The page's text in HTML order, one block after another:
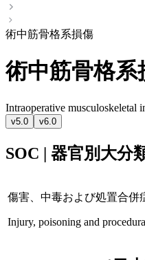
術中筋骨格系損傷
術中筋骨格系
Intraoperative musculoskeletal
v5.0 v6.0
SOC | 器官別大分
傷害、中毒および処置合併
Injury, poisoning and